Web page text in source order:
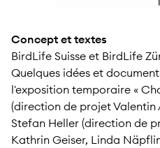
Concept et textes
BirdLife Suisse et BirdLife
Quelques idées et
l'exposition temporaire «
(direction de projet Valentin
Stefan Heller (direction de
Kathrin Geiser, Linda